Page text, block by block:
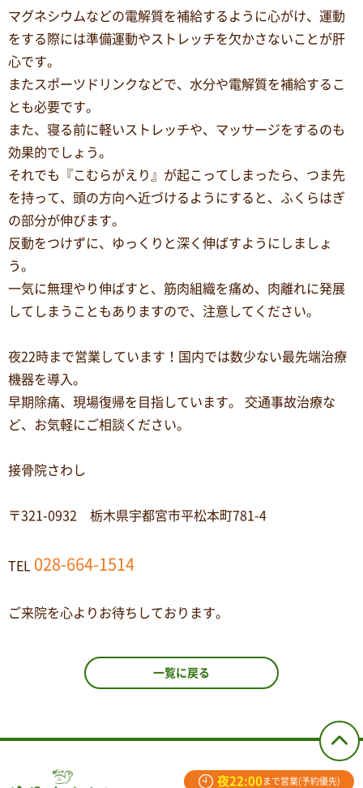
マグネシウムなどの電解質を補給するように心がけ、運動
をする際には準備運動やストレッチを欠かさないことが肝
心です。
またスポーツドリンクなどで、水分や電解質を補給するこ
とも必要です。
また、寝る前に軽いストレッチや、マッサージをするのも
効果的でしょう。
それでも『こむらがえり』が起こってしまったら、つま先
を持って、頭の方向へ近づけるようにすると、ふくらはぎ
の部分が伸びます。
反動をつけずに、ゆっくりと深く伸ばすようにしましょ
う。
一気に無理やり伸ばすと、筋肉組織を痛め、肉離れに発展
してしまうこともありますので、注意してください。
夜22時まで営業しています！国内では数少ない最先端治療
機器を導入。
早期除痛、現場復帰を目指しています。 交通事故治療な
ど、お気軽にご相談ください。
接骨院さわし
〒321-0932 栃木県宇都宮市平松本町781-4
TEL 028-664-1514
ご来院を心よりお待ちしております。
一覧に戻る
夜22:00 まで営業(予約優先)